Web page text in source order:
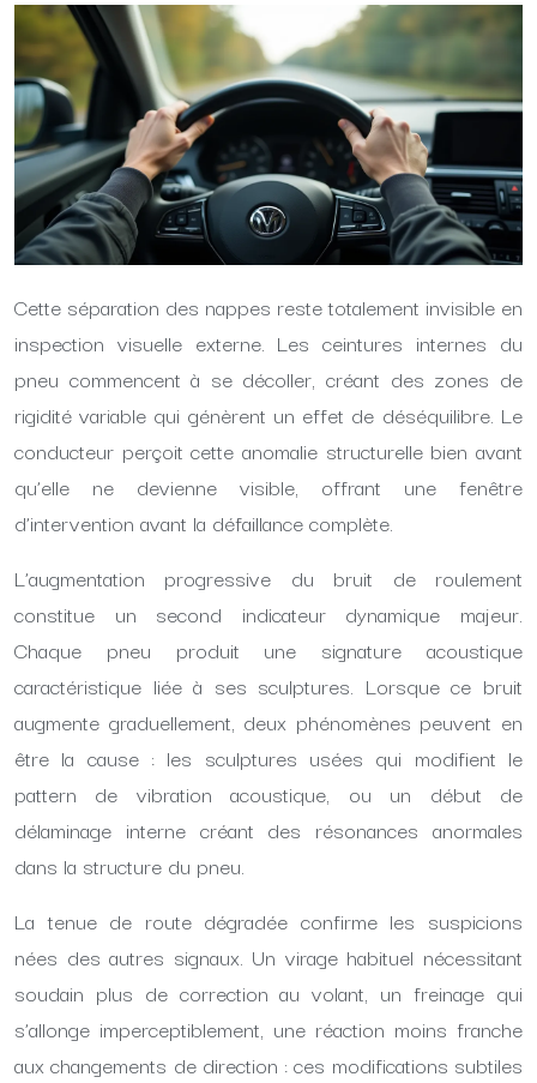
Cette séparation des nappes reste totalement invisible en
inspection visuelle externe. Les ceintures internes du
pneu commencent à se décoller, créant des zones de
rigidité variable qui génèrent un effet de déséquilibre. Le
conducteur perçoit cette anomalie structurelle bien avant
qu’elle ne devienne visible, offrant une fenêtre
d’intervention avant la défaillance complète.
L’augmentation progressive du bruit de roulement
constitue un second indicateur dynamique majeur.
Chaque pneu produit une signature acoustique
caractéristique liée à ses sculptures. Lorsque ce bruit
augmente graduellement, deux phénomènes peuvent en
être la cause : les sculptures usées qui modifient le
pattern de vibration acoustique, ou un début de
délaminage interne créant des résonances anormales
dans la structure du pneu.
La tenue de route dégradée confirme les suspicions
nées des autres signaux. Un virage habituel nécessitant
soudain plus de correction au volant, un freinage qui
s’allonge imperceptiblement, une réaction moins franche
aux changements de direction : ces modifications subtiles